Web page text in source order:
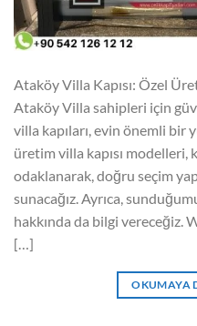
Ataköy Villa Kapısı: Özel
Ataköy Villa sahipleri için
villa kapıları, evin önemli bir
üretim villa kapısı
odaklanarak, doğru seçim
sunacağız. Ayrıca,
hakkında da bilgi vereceğiz.
[…]
OKUMAYA